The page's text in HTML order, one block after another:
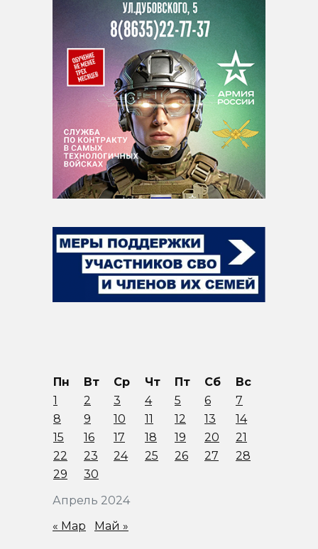
Апрель 2024
Пн Вт Ср Чт Пт Сб
Вс
1
2 3 4 5 6
7
8
9 10 11 12 13
14
15
16 17 18 19 20
21
22
23 24 25 26 27
28
29
30
« Мар Май »